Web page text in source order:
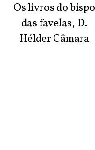
Os livros do bispo
das favelas, D.
Hélder Câmara